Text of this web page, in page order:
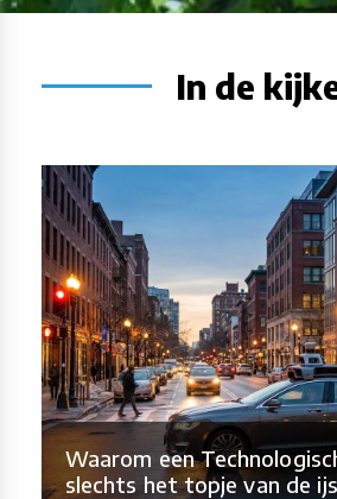
In de
Waarom een
slechts het topje van de